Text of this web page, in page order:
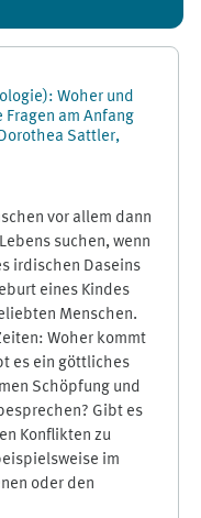
Woher und
am Anfang
Sattler,
vor allem dann
suchen, wenn
irdischen Daseins
eines Kindes
Menschen.
Woher kommt
es ein göttliches
Schöpfung und
Gibt es
Konflikten zu
im
oder den